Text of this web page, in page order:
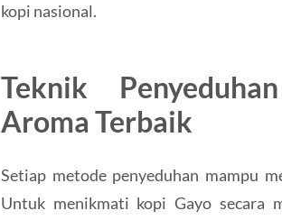
kopi nasional.
Teknik
Aroma Terbaik
Setiap metode penyeduhan mampu
Untuk menikmati kopi Gayo secara